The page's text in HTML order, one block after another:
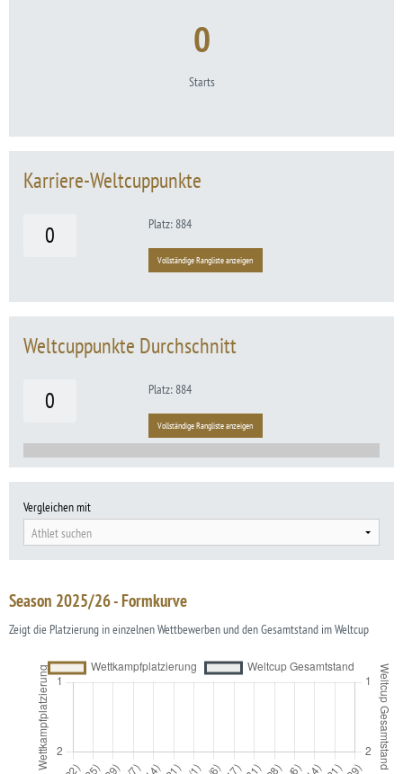
0
Starts
Karriere-Weltcuppunkte
0
Platz: 884
Vollständige Rangliste anzeigen
Weltcuppunkte Durchschnitt
0
Platz: 884
Vollständige Rangliste anzeigen
Vergleichen mit
Athlet suchen
Season 2025/26 - Formkurve
Zeigt die Platzierung in einzelnen Wettbewerben und den Gesamtstand im Weltcup